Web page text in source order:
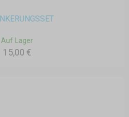
Auf Lager
15,00 €